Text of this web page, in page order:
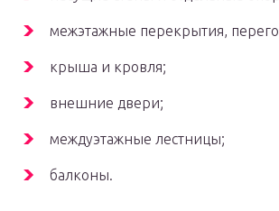
межэтажные перекрытия,
крыша и кровля;
внешние двери;
междуэтажные лестницы;
балконы.